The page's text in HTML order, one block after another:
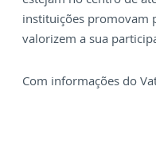
instituições promovam
valorizem a sua
Com informações do